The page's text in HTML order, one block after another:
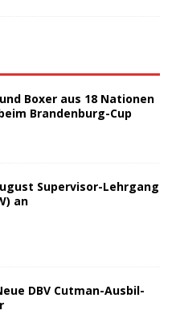
Boxer aus 18 Natio­nen
Brandenburg-Cup
Super­vi­sor-Lehr­gang
an
DBV Cut­man-Aus­bil­